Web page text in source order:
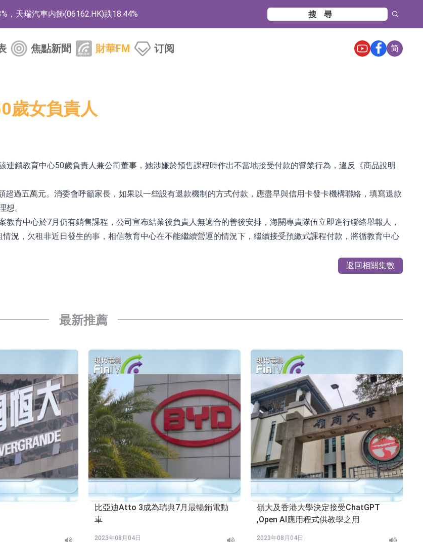
，天瑞汽車内飾(06162.HK)跌18.44%
，拿森科技(02261.HK)漲+64.11%
新藥
的監管措施
漲20.02%
相關認證
券投資基金臨時停牌
金臨時停牌
，辰興發展(02286.HK)漲+64.91%
焦點新聞 財華FM 订阅 简
歲女負責人
鎖教育中心50歲負責人兼公司董事，她涉嫌於預售課程時作出不當地接受付款的營業行為，違反《商品說明
過五萬元。消委會呼籲家長，如果以一些設有退款機制的方式付款，應盡早與信用卡發卡機構聯絡，填寫退款
想。
育中心於7月仍有銷售課程，公司宣布結業後負責人無適合的善後安排，海關專責隊伍立即進行聯絡舉報人，
況，欠租非近日發生的事，相信教育中心在不能繼續營運的情況下，繼續接受預繳式課程付款，將循教育中心
返回相關集數
最新推薦
比亞迪Atto 3成為瑞典7月最暢銷電動
車
2023年08月04日
嶺大及香港大學決定接受ChatGPT
,Open AI應用程式供教學之用
2023年08月04日